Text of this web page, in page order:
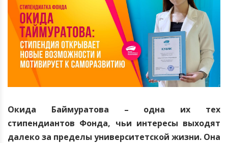
Окида Баймуратова – одна их тех
стипендиантов Фонда, чьи интересы выходят
далеко за пределы университетской жизни. Она